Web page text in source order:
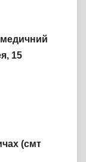
15
(смт